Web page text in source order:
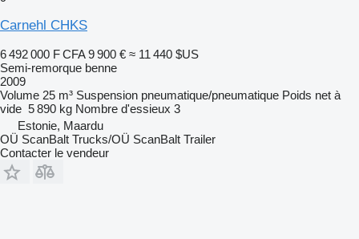
Carnehl CHKS
6 492 000 F CFA 9 900 € ≈ 11 440 $US
Semi-remorque benne
2009
Volume 25 m³ Suspension pneumatique/pneumatique Poids net à
vide 5 890 kg Nombre d'essieux 3
Estonie, Maardu
OÜ ScanBalt Trucks/OÜ ScanBalt Trailer
Contacter le vendeur